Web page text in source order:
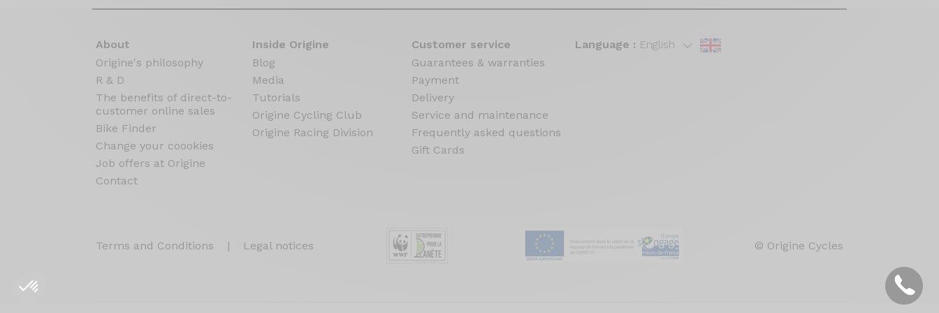
About
Origine's philosophy
R & D
The benefits of direct-to-
customer online sales
Bike Finder
Change your coookies
Job offers at Origine
Contact
Inside Origine
Blog
Media
Tutorials
Origine Cycling Club
Origine Racing Division
Customer service
Guarantees & warranties
Payment
Delivery
Service and maintenance
Frequently asked questions
Gift Cards
Language : English
Terms and Conditions | Legal notices © Origine Cycles